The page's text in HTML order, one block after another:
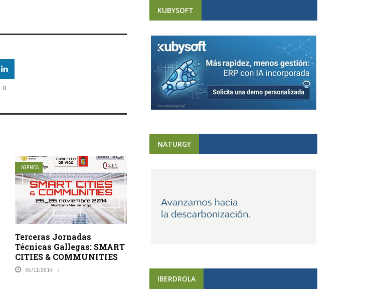
0
AGENDA
Terceras Jornadas
Técnicas Gallegas: SMART
CITIES & COMMUNITIES
05/11/2014
KUBYSOFT
NATURGY
IBERDROLA